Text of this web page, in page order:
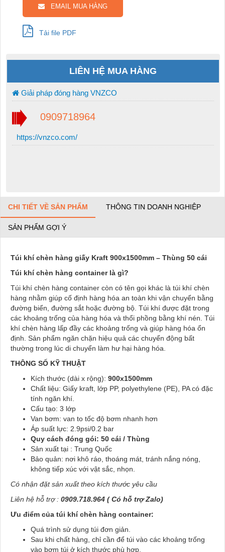
EMAIL MUA HÀNG
Tải file PDF
LIÊN HỆ MUA HÀNG
Giải pháp đóng hàng VNZCO
0909718964
https://vnzco.com/
CHI TIẾT VỀ SẢN PHẨM THÔNG TIN DOANH NGHIỆP
SẢN PHẨM GỢI Ý
Túi khí chèn hàng giấy Kraft 900x1500mm – Thùng 50 cái
Túi khí chèn hàng container là gì?
Túi khí chèn hàng container còn có tên gọi khác là túi khí chèn
hàng nhằm giúp cố định hàng hóa an toàn khi vận chuyển bằng
đường biển, đường sắt hoặc đường bộ. Túi khí được đặt trong
các khoảng trống của hàng hóa và thổi phồng bằng khí nén. Túi
khí chèn hàng lấp đầy các khoảng trống và giúp hàng hóa ổn
định. Sản phẩm ngăn chặn hiệu quả các chuyển động bất
thường trong lúc di chuyển làm hư hại hàng hóa.
THÔNG SỐ KỸ THUẬT
Kích thước (dài x rộng): 900x1500mm
Chất liệu: Giấy kraft, lớp PP, polyethylene (PE), PA có đặc
tính ngăn khí.
Cấu tạo: 3 lớp
Van bơm: van to tốc độ bơm nhanh hơn
Áp suất lực: 2.9psi/0.2 bar
Quy cách đóng gói: 50 cái / Thùng
Sản xuất tại : Trung Quốc
Bảo quản: nơi khô ráo, thoáng mát, tránh nắng nóng,
không tiếp xúc với vật sắc, nhọn.
Có nhận đặt sản xuất theo kích thước yêu cầu
Liên hệ hỗ trợ : 0909.718.964 ( Có hỗ trợ Zalo)
Ưu điểm của túi khí chèn hàng container:
Quá trình sử dụng túi đơn giản.
Sau khi chất hàng, chỉ cần để túi vào các khoảng trống
vào bơm túi ở kích thước phù hợp.